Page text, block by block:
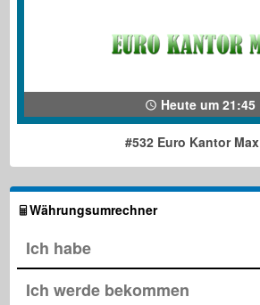
Heute um 21:45
#532 Euro Kantor Max
Währungsumrechner